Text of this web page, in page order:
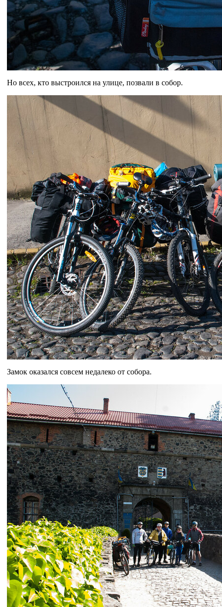
Но всех, кто выстроился на улице, позвали в собор.
Замок оказался совсем недалеко от собора.